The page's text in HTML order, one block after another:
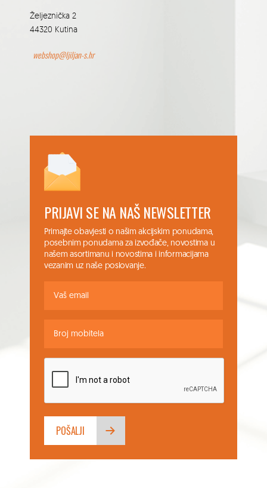
Željeznička 2
44320 Kutina
webshop@ljiljan-s.hr
PRIJAVI SE NA NAŠ NEWSLETTER
Primajte obavjesti o našim akcijskim ponudama,
posebnim ponudama za izvođače, novostima u
našem asortimanu i novostima i informacijama
vezanim uz naše poslovanje.